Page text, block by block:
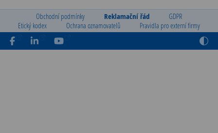
Obchodní podmínky Reklamační řád
GDPR
Etický kodex
Ochrana oznamovatelů Pravidla pro externí firmy